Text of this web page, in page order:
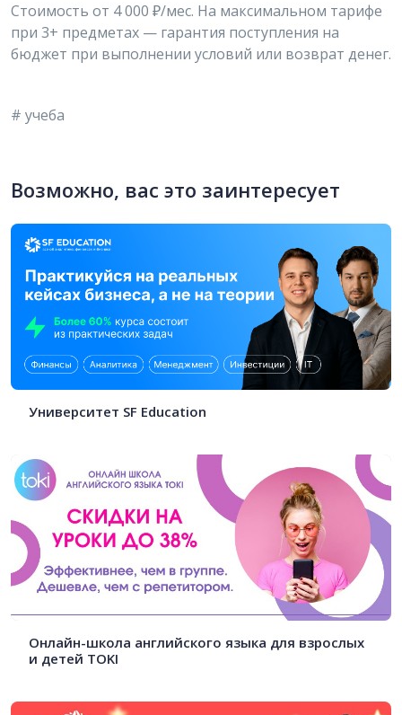
Стоимость от 4 000 ₽/мес. На максимальном тарифе
при 3+ предметах — гарантия поступления на
бюджет при выполнении условий или возврат денег.
# учеба
Возможно, вас это заинтересует
Университет SF Education
Онлайн-школа английского языка для взрослых
и детей TOKI